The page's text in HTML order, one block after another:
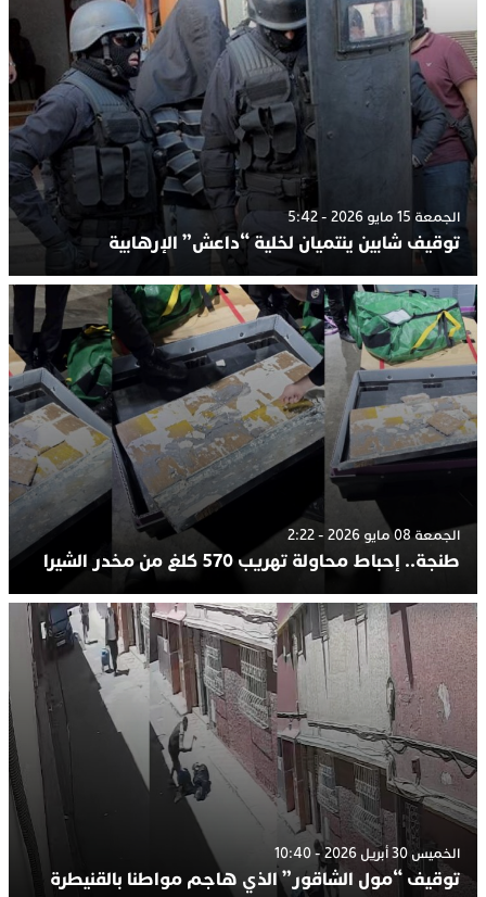
الجمعة 15 مايو 2026 - 5:42
توقيف شابين ينتميان لخلية “داعش” الإرهابية
الجمعة 08 مايو 2026 - 2:22
طنجة.. إحباط محاولة تهريب 570 كلغ من مخدر الشيرا
الخميس 30 أبريل 2026 - 10:40
توقيف “مول الشاقور” الذي هاجم مواطنا بالقنيطرة